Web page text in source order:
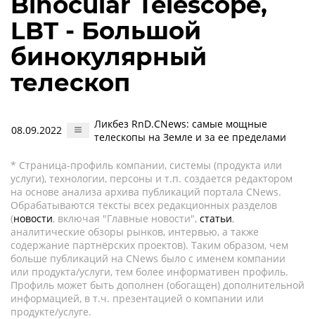
LBT - Большой
бинокулярный
телескоп
08.09.2022
Ликбез RnD.CNews: самые мощные
телескопы на Земле и за ее пределами
* Страница-профиль компании, системы (продукта или
услуги), технологии, персоны и т.п. создается редактором
на основе анализа архива публикаций портала CNews.
Обрабатываются тексты всех редакционных разделов
(новости, включая "Главные новости", статьи,
аналитические обзоры рынков, интервью, а также
содержание партнёрских проектов). Таким образом, чем
больше публикаций на CNews было с именем компании
или продукта/услуги, тем более информативен профиль.
Профиль может быть дополнен (обогащен) дополнительной
информацией, в т.ч. презентацией о компании или
продукте/услуге.